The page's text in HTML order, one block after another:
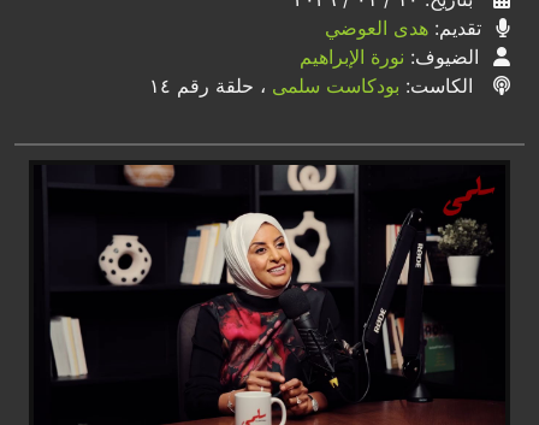
تقديم: هدى العوضي
الضيوف: نورة الإبراهيم
الكاست: بودكاست سلمى ، حلقة رقم ١٤